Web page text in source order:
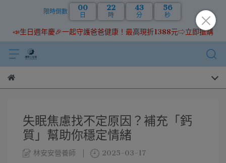
限時倒數 00
日
22
時
43
分
55
秒
📣生日週年慶🎉一起守護爸爸健康！最高現折1388元⇨立即搶購
失眠焦慮找不定原因？補充「鈣
質」幫助你穩定情緒
林安安營養師 2025-03-17